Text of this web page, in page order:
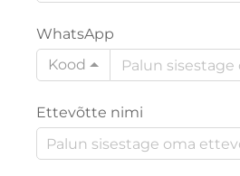
WhatsApp
Kood
Ettevõtte nimi